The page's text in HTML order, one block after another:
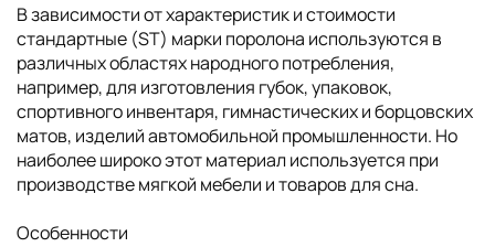
В зависимости от характеристик и стоимости
стандартные (ST) марки поролона используются в
различных областях народного потребления,
например, для изготовления губок, упаковок,
спортивного инвентаря, гимнастических и борцовских
матов, изделий автомобильной промышленности. Но
наиболее широко этот материал используется при
производстве мягкой мебели и товаров для сна.
Особенности